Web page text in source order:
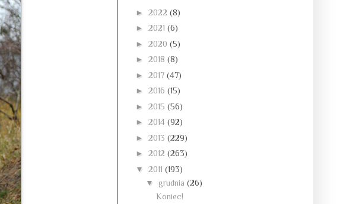
► 2022 (8)
► 2021 (6)
► 2020 (5)
► 2018 (8)
► 2017 (47)
► 2016 (15)
► 2015 (56)
► 2014 (92)
► 2013 (229)
► 2012 (263)
▼ 2011 (193)
▼ grudnia (26)
Koniec!